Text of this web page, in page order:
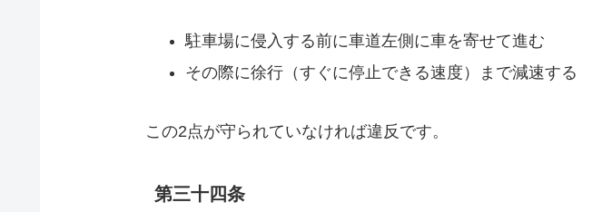
駐車場に侵入する前に車道左側に車を寄せて進む
その際に徐行（すぐに停止できる速度）まで減速する
この2点が守られていなければ違反です。
第三十四条